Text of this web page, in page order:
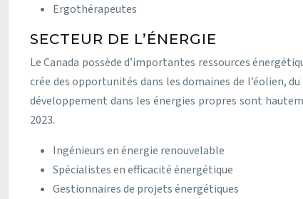
Ergothérapeutes
SECTEUR DE L’ÉNERGIE
Le Canada possède d’importantes ressources
crée des opportunités dans les domaines de l’éolien,
développement dans les énergies propres sont
2023.
Ingénieurs en énergie renouvelable
Spécialistes en efficacité énergétique
Gestionnaires de projets énergétiques